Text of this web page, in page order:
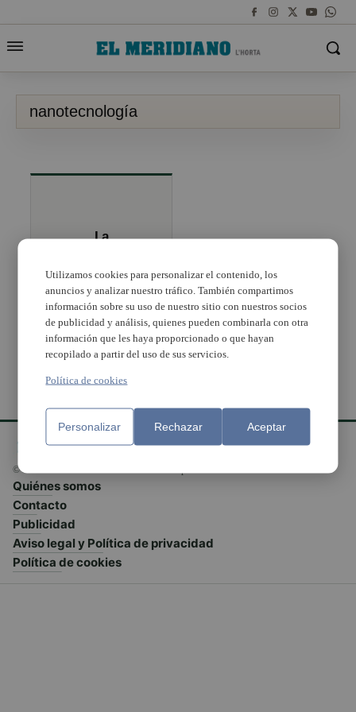
nanotecnología
La
© El Meridiano L'Horta 2026 - Valencia - España
Quiénes somos
Contacto
Publicidad
Aviso legal y Política de privacidad
Política de cookies
Utilizamos cookies para personalizar el contenido, los
anuncios y analizar nuestro tráfico. También compartimos
información sobre su uso de nuestro sitio con nuestros socios
de publicidad y análisis, quienes pueden combinarla con otra
información que les haya proporcionado o que hayan
recopilado a partir del uso de sus servicios.
Política de cookies
Personalizar Rechazar Aceptar